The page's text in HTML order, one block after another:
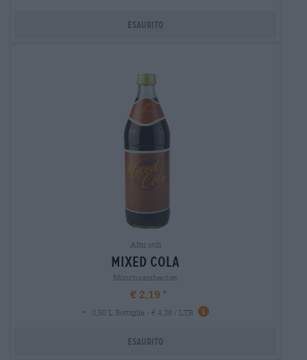
Esaurito
Altri stili
mixed cola
Mönchsambacher
€ 2,19
-
0,50 L Bottiglia - € 4,38 / LTR
Esaurito